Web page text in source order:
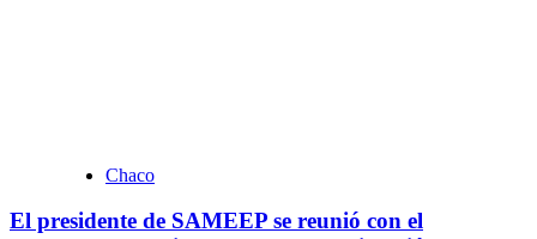
Chaco
El presidente de SAMEEP se reunió con el